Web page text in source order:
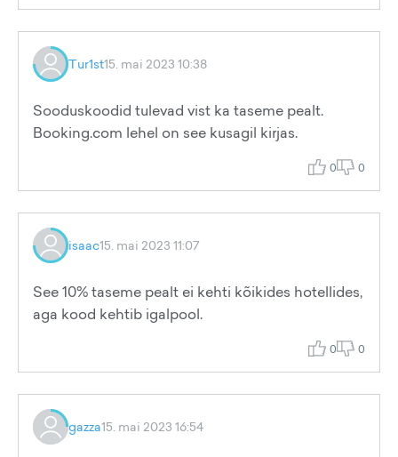
Tur1st15. mai 2023 10:38
Sooduskoodid tulevad vist ka taseme pealt.
Booking.com lehel on see kusagil kirjas.
0 0
isaac15. mai 2023 11:07
See 10% taseme pealt ei kehti kõikides hotellides,
aga kood kehtib igalpool.
0 0
gazza15. mai 2023 16:54